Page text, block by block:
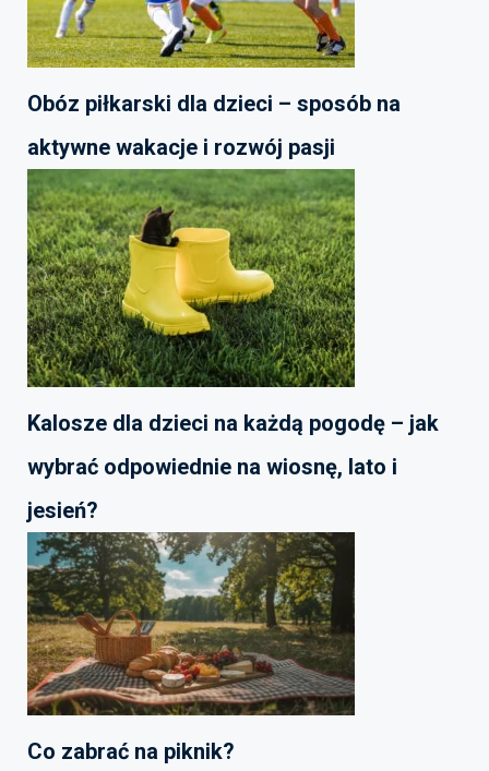
Obóz piłkarski dla dzieci – sposób na
aktywne wakacje i rozwój pasji
Kalosze dla dzieci na każdą pogodę – jak
wybrać odpowiednie na wiosnę, lato i
jesień?
Co zabrać na piknik?